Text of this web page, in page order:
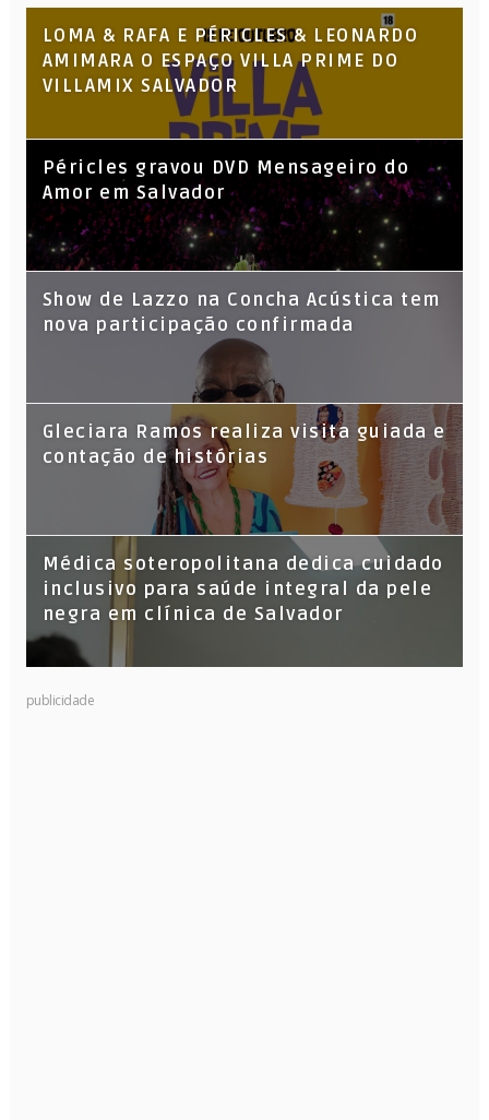
LOMA & RAFA E PÉRICLES & LEONARDO
AMIMARA O ESPAÇO VILLA PRIME DO
VILLAMIX SALVADOR
Péricles gravou DVD Mensageiro do
Amor em Salvador
Show de Lazzo na Concha Acústica tem
nova participação confirmada
Gleciara Ramos realiza visita guiada e
contação de histórias
Médica soteropolitana dedica cuidado
inclusivo para saúde integral da pele
negra em clínica de Salvador
publicidade